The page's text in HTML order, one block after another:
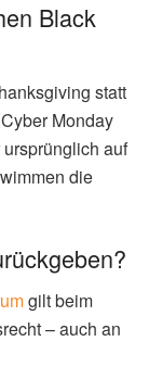
Black
statt
Monday
auf
die
gilt beim
– auch an